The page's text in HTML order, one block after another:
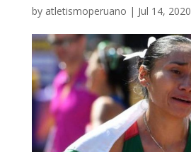
by atletismoperuano | Jul 14, 2020